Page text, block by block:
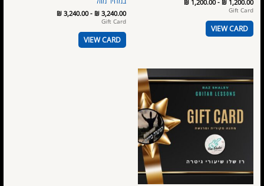
₪1,200.00
-
₪1,200.00
Gift Card
VIEW CARD
₪ 3,240.00
-
₪ 3,240.00
Gift Card
VIEW CARD